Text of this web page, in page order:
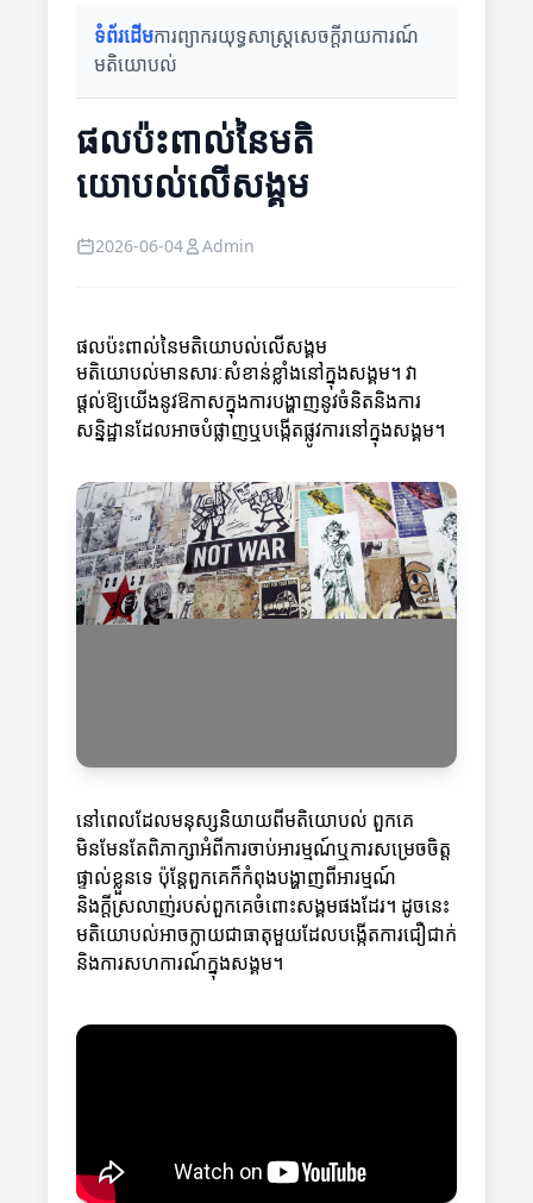
ទំព័រដើមការព្យាករយុទ្ធសាស្ត្រសេចក្តីរាយការណ៍
មតិយោបល់
ផលប៉ះពាល់នៃមតិ
យោបល់លើសង្គម
2026-06-04 Admin
ផលប៉ះពាល់នៃមតិយោបល់លើសង្គម
មតិយោបល់មានសារៈសំខាន់ខ្លាំងនៅក្នុងសង្គម។ វា
ផ្តល់ឱ្យយើងនូវឱកាសក្នុងការបង្ហាញនូវចំនិតនិងការ
សន្និដ្ឋានដែលអាចបំផ្លាញឬបង្កើតផ្លូវការនៅក្នុងសង្គម។
នៅពេលដែលមនុស្សនិយាយពីមតិយោបល់ ពួកគេ
មិនមែនតែពិភាក្សាអំពីការចាប់អារម្មណ៍ឬការសម្រេចចិត្ត
ផ្ទាល់ខ្លួនទេ ប៉ុន្តែពួកគេក៏កំពុងបង្ហាញពីអារម្មណ៍
និងក្តីស្រលាញ់របស់ពួកគេចំពោះសង្គមផងដែរ។ ដូចនេះ
មតិយោបល់អាចក្លាយជាធាតុមួយដែលបង្កើតការជឿជាក់
និងការសហការណ៍ក្នុងសង្គម។